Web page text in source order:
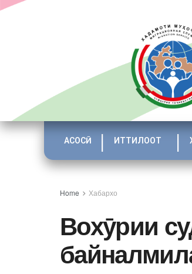
АСОСӢ ИТТИЛООТ
Home Хабархо
Вохӯрии